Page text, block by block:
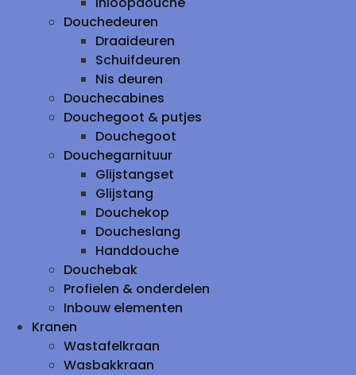
Douchedeuren
Draaideuren
Schuifdeuren
Nis deuren
Douchecabines
Douchegoot & putjes
Douchegoot
Douchegarnituur
Glijstangset
Glijstang
Douchekop
Doucheslang
Handdouche
Douchebak
Profielen & onderdelen
Inbouw elementen
Kranen
Wastafelkraan
Wasbakkraan